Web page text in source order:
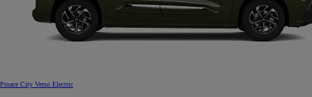
Proace City Verso Electric